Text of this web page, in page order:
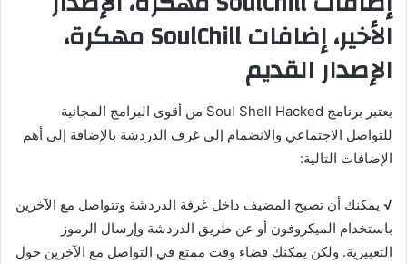
الأخير، إضافات SoulChill مهكرة،
الإصدار القديم
يعتبر برنامج Soul Shell Hacked من أقوى البرامج المجانية
للتواصل الاجتماعي والانضمام إلى غرف الدردشة بالإضافة إلى أهم
الإضافات التالية:
√ يمكنك أن تصبح المضيف داخل غرفة الدردشة وتتواصل مع الآخرين
باستخدام الميكروفون أو عن طريق الدردشة وإرسال الرموز
التعبيرية. ولكن يمكنك قضاء وقت ممتع في التواصل مع الآخرين حول